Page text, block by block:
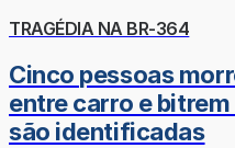
TRAGÉDIA NA BR-364
Cinco pessoas
entre carro e
são identificadas